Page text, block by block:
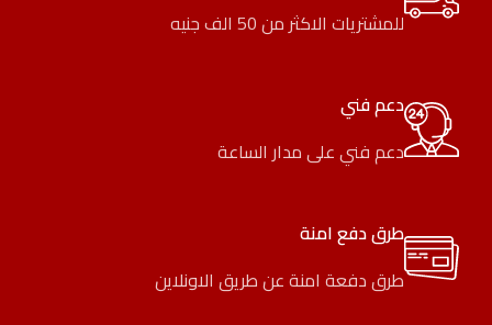
للمشتريات الاكثر من 50 الف جنيه
دعم فني
دعم فني على مدار الساعة
طرق دفع امنة
طرق دفعة امنة عن طريق الاونلاين